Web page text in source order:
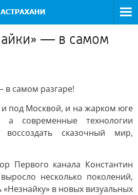
— в самом
в самом разгаре!
под Москвой, и на жарком юге
современные технологии
воссоздать сказочный мир,
Первого канала Константин
несколько поколений,
«Незнайку» в новых визуальных